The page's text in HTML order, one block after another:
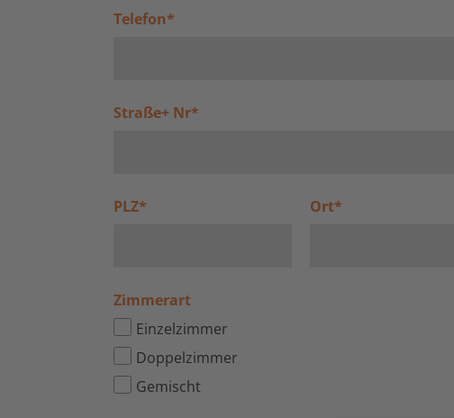
Telefon*
Straße+ Nr*
PLZ* Ort*
Zimmerart
Einzelzimmer
Doppelzimmer
Gemischt